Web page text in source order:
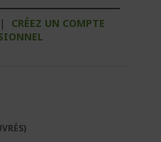
|
CRÉEZ UN COMPTE